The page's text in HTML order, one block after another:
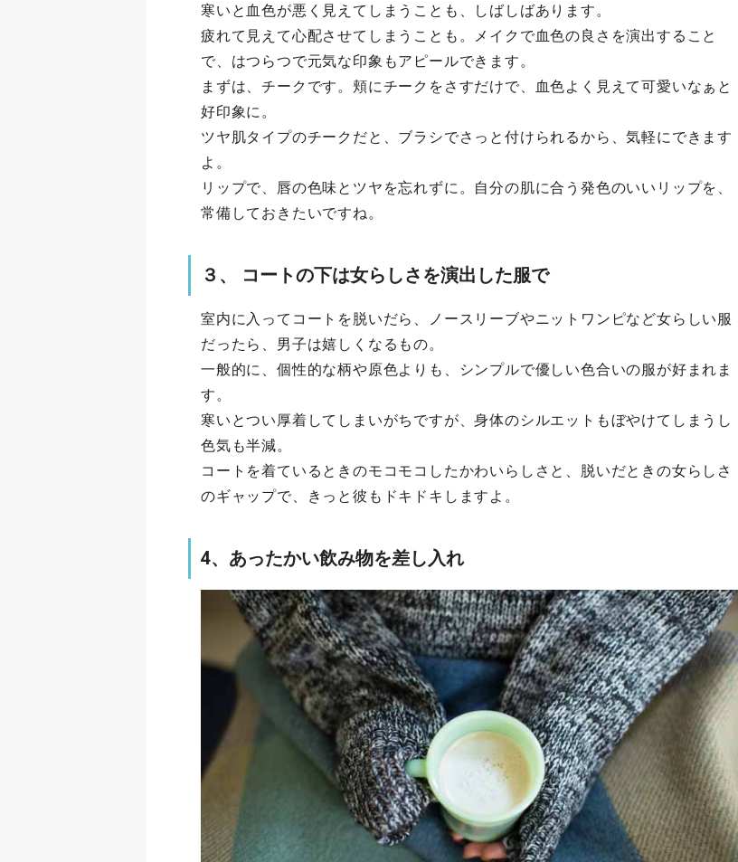
寒いと血色が悪く見えてしまうことも、しばしばあります。
疲れて見えて心配させてしまうことも。メイクで血色の良さを演出すること
で、はつらつで元気な印象もアピールできます。
まずは、チークです。頬にチークをさすだけで、血色よく見えて可愛いなぁと
好印象に。
ツヤ肌タイプのチークだと、ブラシでさっと付けられるから、気軽にできます
よ。
リップで、唇の色味とツヤを忘れずに。自分の肌に合う発色のいいリップを、
常備しておきたいですね。
３、 コートの下は女らしさを演出した服で
室内に入ってコートを脱いだら、ノースリーブやニットワンピなど女らしい服
だったら、男子は嬉しくなるもの。
一般的に、個性的な柄や原色よりも、シンプルで優しい色合いの服が好まれま
す。
寒いとつい厚着してしまいがちですが、身体のシルエットもぼやけてしまうし
色気も半減。
コートを着ているときのモコモコしたかわいらしさと、脱いだときの女らしさ
のギャップで、きっと彼もドキドキしますよ。
4、あったかい飲み物を差し入れ